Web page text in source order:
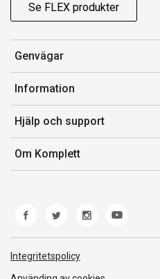
Se FLEX produkter
Genvägar
Konto
Orderhistorik
Presentkort
Komplett Club
Information
Försäljningsvillkor
Medlemsvillkor for Komplett Club
Lediga tjänster
Hjälp och support
Kontakta oss
Kundservice
Produkthjälp och retur
Felsökning och guider
Frakt och leverans
Om Komplett
Integritetspolicy